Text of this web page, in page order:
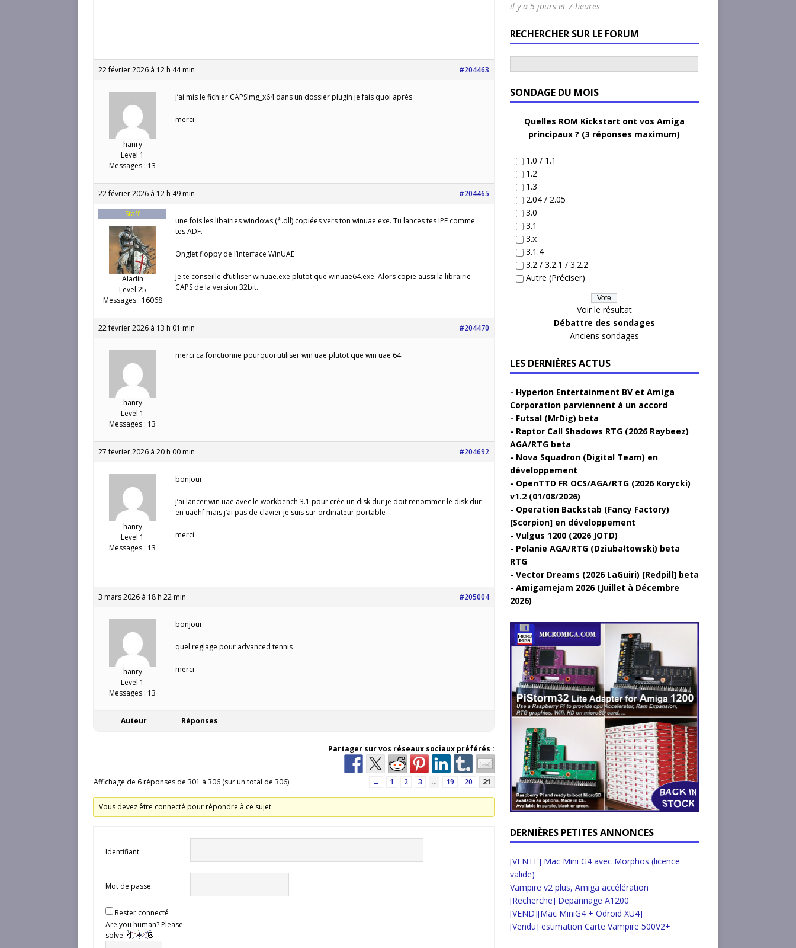
22 février 2026 à 12 h 44 min #204463
hanry
Level 1
Messages : 13
j’ai mis le fichier CAPSImg_x64 dans un dossier plugin je fais quoi aprés
merci
22 février 2026 à 12 h 49 min
#204465
Staff
Aladin
Level 25
Messages : 16068
une fois les libairies windows (*.dll) copiées vers ton winuae.exe. Tu lances tes IPF comme
tes ADF.
Onglet floppy de l’interface WinUAE
Je te conseille d’utiliser winuae.exe plutot que winuae64.exe. Alors copie aussi la librairie
CAPS de la version 32bit.
22 février 2026 à 13 h 01 min #204470
hanry
Level 1
Messages : 13
merci ca fonctionne pourquoi utiliser win uae plutot que win uae 64
27 février 2026 à 20 h 00 min #204692
hanry
Level 1
Messages : 13
bonjour
j’ai lancer win uae avec le workbench 3.1 pour crée un disk dur je doit renommer le disk dur
en uaehf mais j’ai pas de clavier je suis sur ordinateur portable
merci
3 mars 2026 à 18 h 22 min #205004
hanry
Level 1
Messages : 13
bonjour
quel reglage pour advanced tennis
merci
Auteur Réponses
Partager sur vos réseaux sociaux préférés :
Affichage de 6 réponses de 301 à 306 (sur un total de 306) ← 1 2 3 … 19 20 21
Vous devez être connecté pour répondre à ce sujet.
Identifiant:
Mot de passe:
Rester connecté
Are you human? Please
solve:
il y a 5 jours et 7 heures
RECHERCHER SUR LE FORUM
SONDAGE DU MOIS
Quelles ROM Kickstart ont vos Amiga
principaux ? (3 réponses maximum)
1.0 / 1.1
1.2
1.3
2.04 / 2.05
3.0
3.1
3.x
3.1.4
3.2 / 3.2.1 / 3.2.2
Autre (Préciser)
Voir le résultat
Débattre des sondages
Anciens sondages
LES DERNIÈRES ACTUS
Hyperion Entertainment BV et Amiga
Corporation parviennent à un accord
Futsal (MrDig) beta
Raptor Call Shadows RTG (2026 Raybeez)
AGA/RTG beta
Nova Squadron (Digital Team) en
développement
OpenTTD FR OCS/AGA/RTG (2026 Korycki)
v1.2 (01/08/2026)
Operation Backstab (Fancy Factory)
[Scorpion] en développement
Vulgus 1200 (2026 JOTD)
Polanie AGA/RTG (Dziubałtowski) beta
RTG
Vector Dreams (2026 LaGuiri) [Redpill] beta
Amigamejam 2026 (Juillet à Décembre
2026)
DERNIÈRES PETITES ANNONCES
[VENTE] Mac Mini G4 avec Morphos (licence
valide)
Vampire v2 plus, Amiga accélération
[Recherche] Depannage A1200
[VEND][Mac MiniG4 + Odroid XU4]
[Vendu] estimation Carte Vampire 500V2+